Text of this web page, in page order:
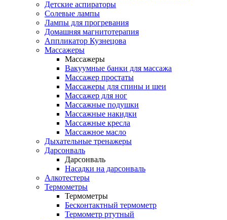
Детские аспираторы
Солевые лампы
Лампы для прогревания
Домашняя магнитотерапия
Аппликатор Кузнецова
Массажеры
Массажеры
Вакуумные банки для массажа
Массажер простаты
Массажеры для спины и шеи
Массажер для ног
Массажные подушки
Массажные накидки
Массажные кресла
Массажное масло
Дыхательные тренажеры
Дарсонваль
Дарсонваль
Насадки на дарсонваль
Алкотестеры
Термометры
Термометры
Бесконтактный термометр
Термометр ртутный